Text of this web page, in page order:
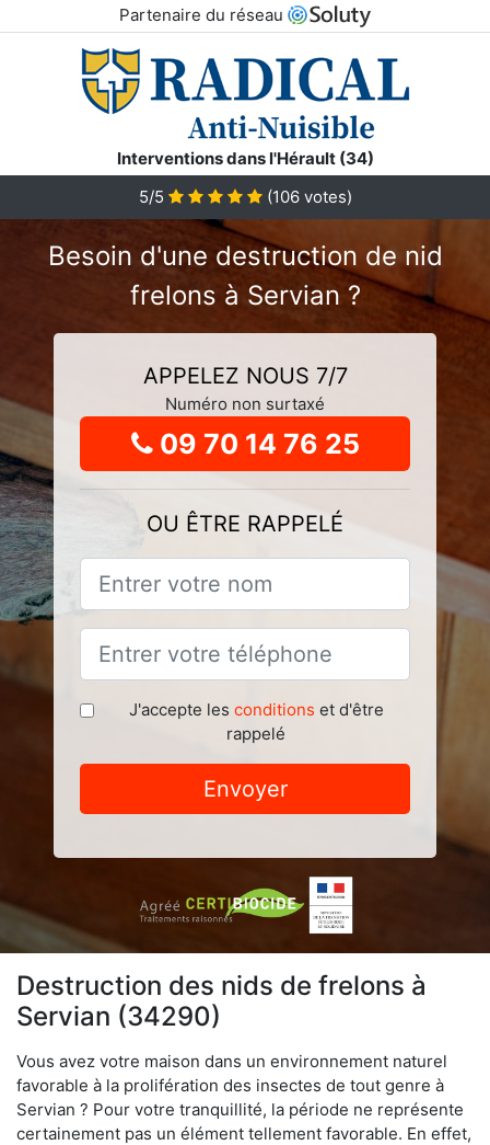
Partenaire du réseau
Interventions dans l'Hérault (34)
5/5 (106votes)
Besoin d'une destruction de nid
frelons à Servian ?
APPELEZ NOUS 7/7
Numéro non surtaxé
09 70 14 76 25
OU ÊTRE RAPPELÉ
J'accepte les conditions et d'être
rappelé
Envoyer
Destruction des nids de frelons à
Servian (34290)
Vous avez votre maison dans un environnement naturel
favorable à la prolifération des insectes de tout genre à
Servian ? Pour votre tranquillité, la période ne représente
certainement pas un élément tellement favorable. En effet,